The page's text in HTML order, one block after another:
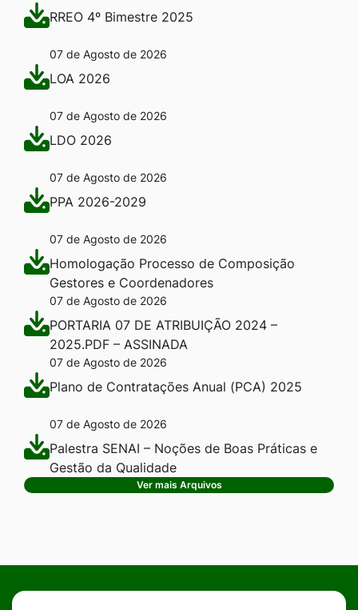
RREO 4º Bimestre 2025
07 de Agosto de 2026
LOA 2026
07 de Agosto de 2026
LDO 2026
07 de Agosto de 2026
PPA 2026-2029
07 de Agosto de 2026
Homologação Processo de Composição
Gestores e Coordenadores
07 de Agosto de 2026
PORTARIA 07 DE ATRIBUIÇÃO 2024 –
2025.PDF – ASSINADA
07 de Agosto de 2026
Plano de Contratações Anual (PCA) 2025
07 de Agosto de 2026
Palestra SENAI – Noções de Boas Práticas e
Gestão da Qualidade
Ver mais Arquivos